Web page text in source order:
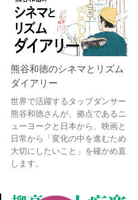
熊谷和徳のシネマとリズム
ダイアリー
世界で活躍するタップダンサー
熊谷和徳さんが、拠点であるニ
ューヨークと日本から、映画と
日常から「変化の中を進むため
大切にしたいこと」を確かめ直
します。